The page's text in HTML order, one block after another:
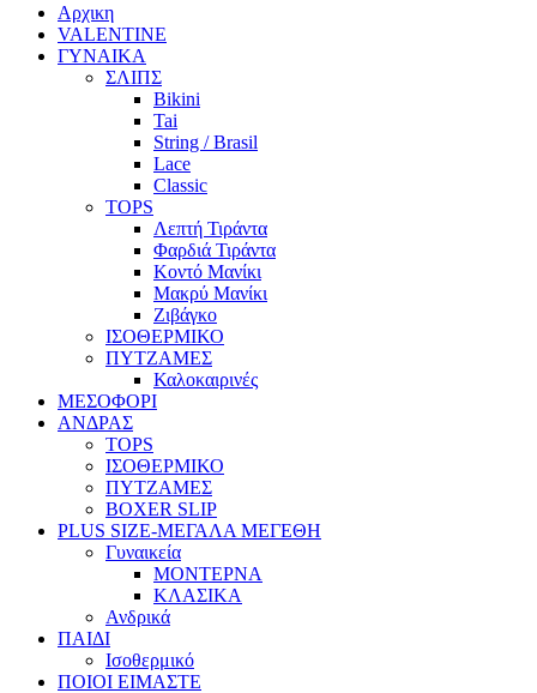
Αρχικη
VALENTINE
ΓΥΝΑΙΚΑ
ΣΛΙΠΣ
Bikini
Tai
String / Brasil
Lace
Classic
TOPS
Λεπτή Τιράντα
Φαρδιά Τιράντα
Κοντό Μανίκι
Μακρύ Μανίκι
Ζιβάγκο
ΙΣΟΘΕΡΜΙΚΟ
ΠΥΤΖΑΜΕΣ
Καλοκαιρινές
ΜΕΣΟΦΟΡΙ
ΑΝΔΡΑΣ
TOPS
ΙΣΟΘΕΡΜΙΚΟ
ΠΥΤΖΑΜΕΣ
BOXER SLIP
PLUS SIZE-ΜΕΓΑΛΑ ΜΕΓΕΘΗ
Γυναικεία
ΜΟΝΤΕΡΝΑ
ΚΛΑΣΙΚΑ
Ανδρικά
ΠΑΙΔΙ
Ισοθερμικό
ΠΟΙΟΙ ΕΙΜΑΣΤΕ